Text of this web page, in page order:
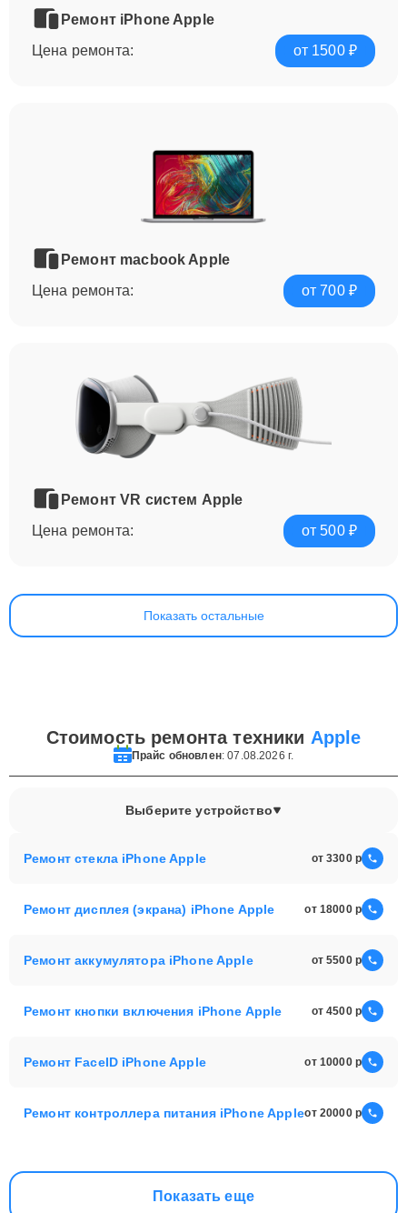
Ремонт iPhone Apple
Цена ремонта:
от 1500 ₽
Ремонт macbook Apple
Цена ремонта:
от 700 ₽
Ремонт VR систем Apple
Цена ремонта:
от 500 ₽
Показать остальные
Стоимость ремонта техники Apple
Прайс обновлен: 07.08.2026 г.
Выберите устройство
Ремонт стекла iPhone Apple от 3300
Ремонт дисплея (экрана) iPhone Apple от 18000
Ремонт аккумулятора iPhone Apple от 5500
Ремонт кнопки включения iPhone Apple от 4500
Ремонт FaceID iPhone Apple от 10000
Ремонт контроллера питания iPhone Appleот 20000
Показать еще